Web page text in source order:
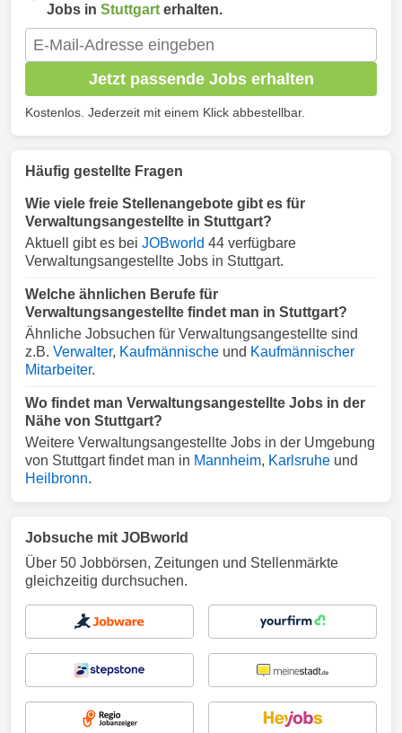
Jobs in Stuttgart erhalten.
Jetzt passende Jobs erhalten
Kostenlos. Jederzeit mit einem Klick abbestellbar.
Häufig gestellte Fragen
Wie viele freie Stellenangebote gibt es für
Verwaltungsangestellte in Stuttgart?
Aktuell gibt es bei JOBworld 44 verfügbare
Verwaltungsangestellte Jobs in Stuttgart.
Welche ähnlichen Berufe für
Verwaltungsangestellte findet man in Stuttgart?
Ähnliche Jobsuchen für Verwaltungsangestellte sind
z.B. Verwalter, Kaufmännische und Kaufmännischer
Mitarbeiter.
Wo findet man Verwaltungsangestellte Jobs in der
Nähe von Stuttgart?
Weitere Verwaltungsangestellte Jobs in der Umgebung
von Stuttgart findet man in Mannheim, Karlsruhe und
Heilbronn.
Jobsuche mit JOBworld
Über 50 Jobbörsen, Zeitungen und Stellenmärkte
gleichzeitig durchsuchen.